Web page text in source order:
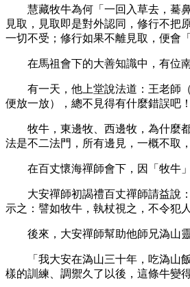
慧藏牧牛為何「一回入草去，驀
見取，見取即是對外認同，修行不把
一切不受；修行如果不離見取，便會
在馬祖會下的大善知識中，有位
有一天，他上堂說法道：王老師
便放一放），總不見得有什麼錯誤吧！
牧牛，東邊牧、西邊牧，為什麼
法是不二法門，所有邊見，一概不取
在百丈懷海禪師會下，因「牧牛
大安禪師初謁禮百丈禪師請益說
示之：譬如牧牛，執杖視之，不令犯
後來，大安禪師幫助他師兄溈山
「我大安在溈山三十年，吃溈
樣的訓練、調禦久了以後，這條牛變